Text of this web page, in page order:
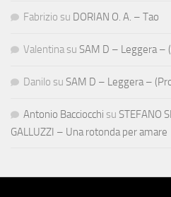
Fabrizio su DORIAN O. A. – Tao
Valentina su SAM D – Leggera –
Danilo su SAM D – Leggera –
Antonio Bacciocchi su STEFANO
GALLUZZI – Una rotonda per amare